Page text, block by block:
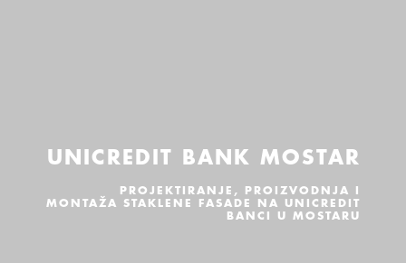
UNICREDIT BANK MOSTAR
PROJEKTIRANJE, PROIZVODNJA I
MONTAŽA STAKLENE FASADE NA UNICREDIT
BANCI U MOSTARU